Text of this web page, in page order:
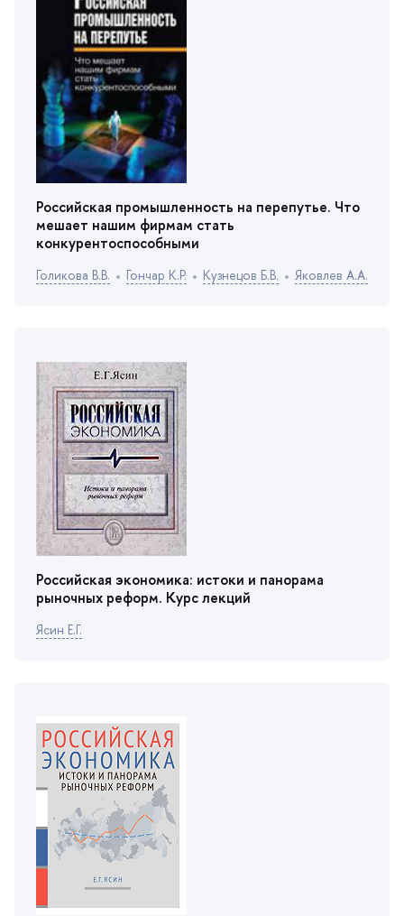
Российская промышленность на перепутье. Что
мешает нашим фирмам стать
конкурентоспособными
Голикова В.В. Гончар К.Р. Кузнецов Б.В. Яковлев А.А.
Российская экономика: истоки и панорама
рыночных реформ. Курс лекций
Ясин Е.Г.